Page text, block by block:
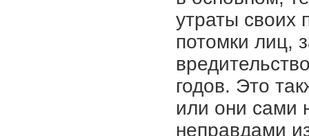
утраты своих
потомки лиц,
годов. Это
или они сами
неправдами